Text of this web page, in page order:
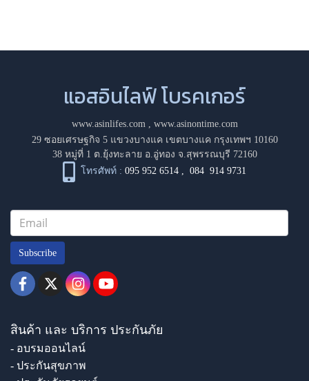
แอสอินไลฟ์ โบรคเกอร์
www.asinlifes.com, www.asinontime.com
29 ซอยเศรษฐกิจ 5 แขวงบางแค เขตบางแค กรุงเทพฯ 10160
38 หมู่ที่ 1 ต.ยุ้งทะลาย อ.อู่ทอง จ.สุพรรณบุรี 72160
โทรศัพท์ : 095 952 6514 ,084 914 9731
Subscribe
สินค้า และ บริการ ประกันภัย
- อบรมออนไลน์
- ประกันสุขภาพ